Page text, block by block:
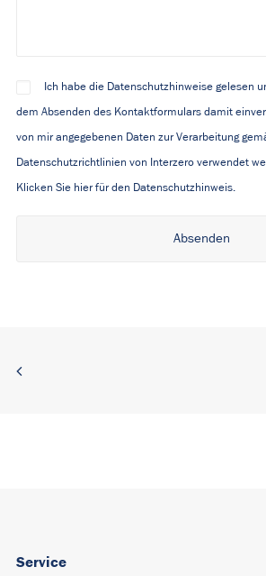
Ich habe die Datenschutzhinweise gelesen
dem Absenden des Kontaktformulars damit
von mir angegebenen Daten zur Verarbeitung
Datenschutzrichtlinien von Interzero verwendet
Klicken Sie hier für den Datenschutzhinweis.
Service